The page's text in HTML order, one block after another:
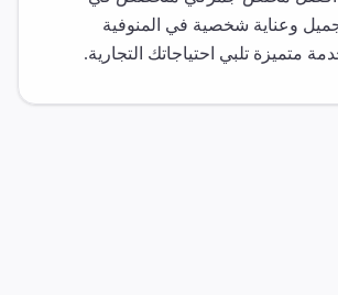
وعناية شخصية في المنوفية
متميزة تلبي احتياجاتك التجارية.